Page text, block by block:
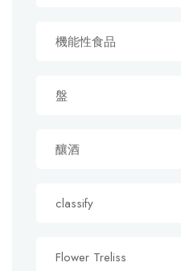
機能性食品
盤
釀酒
classify
Flower Treliss